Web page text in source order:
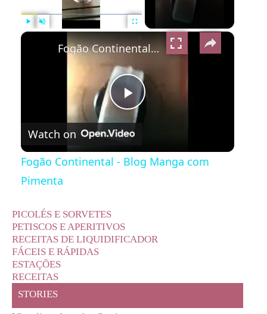
×
Play
Video
Fogão Continental - Blog Manga com Pimenta
Watch on
Fogão Continental - Blog Manga com
Pimenta
PICOLÉS E SORVETES
PETISCOS E APERITIVOS
RECEITAS DE LIQUIDIFICADOR
FÁCEIS E RÁPIDAS
ESTAÇÕES
RECEITAS
STORIES